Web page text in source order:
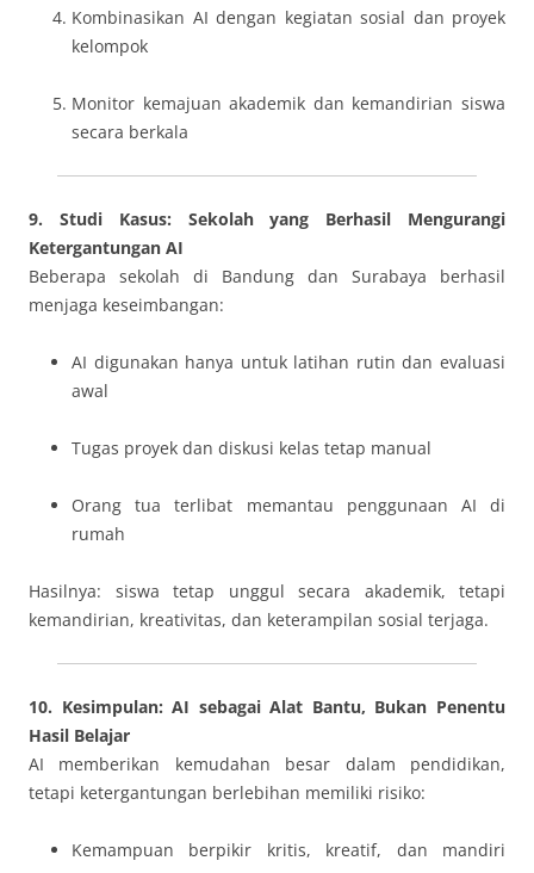
Kombinasikan AI dengan kegiatan sosial dan proyek
kelompok
Monitor kemajuan akademik dan kemandirian siswa
secara berkala
9. Studi Kasus: Sekolah yang Berhasil Mengurangi
Ketergantungan AI
Beberapa sekolah di Bandung dan Surabaya berhasil
menjaga keseimbangan:
AI digunakan hanya untuk latihan rutin dan evaluasi
awal
Tugas proyek dan diskusi kelas tetap manual
Orang tua terlibat memantau penggunaan AI di
rumah
Hasilnya: siswa tetap unggul secara akademik, tetapi
kemandirian, kreativitas, dan keterampilan sosial terjaga.
10. Kesimpulan: AI sebagai Alat Bantu, Bukan Penentu
Hasil Belajar
AI memberikan kemudahan besar dalam pendidikan,
tetapi ketergantungan berlebihan memiliki risiko:
Kemampuan berpikir kritis, kreatif, dan mandiri